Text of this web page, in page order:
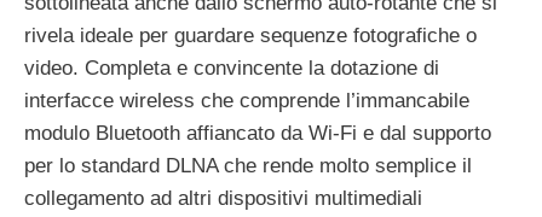
rivela ideale per guardare sequenze fotografiche o
video. Completa e convincente la dotazione di
interfacce wireless che comprende l’immancabile
modulo Bluetooth affiancato da Wi-Fi e dal supporto
per lo standard DLNA che rende molto semplice il
collegamento ad altri dispositivi multimediali